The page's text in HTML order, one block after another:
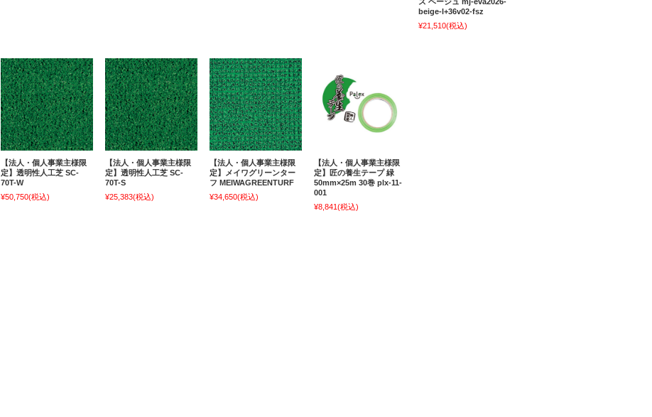
beige-l+36v02-fsz
¥21,510(税込)
【法人・個人事業主様限
定】透明性人工芝 SC-
70T-W
¥50,750(税込)
【法人・個人事業主様限
定】透明性人工芝 SC-
70T-S
¥25,383(税込)
【法人・個人事業主様限
定】メイワグリーンター
フ MEIWAGREENTURF
¥34,650(税込)
【法人・個人事業主様限
定】匠の養生テープ 緑
50mm×25m 30巻 plx-11-
001
¥8,841(税込)